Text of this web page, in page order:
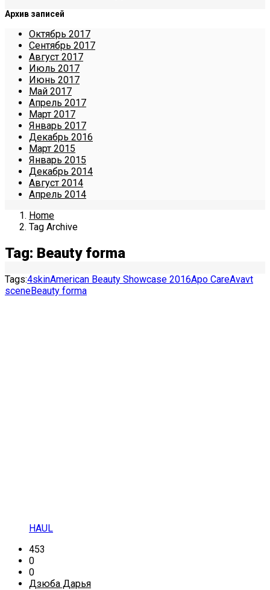
Архив записей
Октябрь 2017
Сентябрь 2017
Август 2017
Июль 2017
Июнь 2017
Май 2017
Апрель 2017
Март 2017
Январь 2017
Декабрь 2016
Март 2015
Январь 2015
Декабрь 2014
Август 2014
Апрель 2014
Home
Tag Archive
Tag: Beauty forma
Tags:4skinAmerican Beauty Showcase 2016Apo CareAvavt
sceneBeauty forma
HAUL
453
0
0
Дзюба Дарья